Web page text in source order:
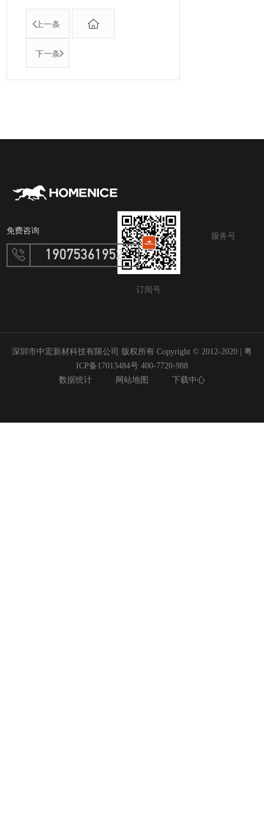
上一条
下一条
订阅号
服务号
免费咨询
19075361952
深圳市中宏新材科技有限公司 版权所有 Copyright © 2012-2020 | 粤
ICP备17013484号 400-7720-988
数据统计
网站地图 下载中心